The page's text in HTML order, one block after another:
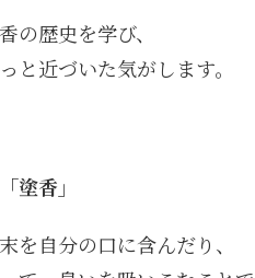
の歴史を学び、
と近づいた気がします。
「塗香」
を自分の口に含んだり、